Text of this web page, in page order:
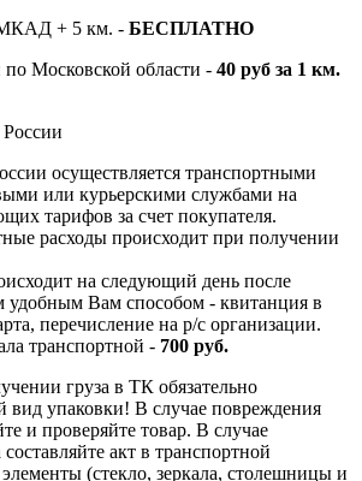
МКАД + 5 км. - БЕСПЛАТНО
Московской области - 40 руб за 1 км.
осуществляется транспортными
или курьерскими службами на
тарифов за счет покупателя.
расходы происходит при получении
на следующий день после
удобным Вам способом - квитанция в
перечисление на р/с организации.
транспортной - 700 руб.
груза в ТК обязательно
вид упаковки! В случае повреждения
и проверяйте товар. В случае
акт в транспортной
(стекло, зеркала, столешницы и